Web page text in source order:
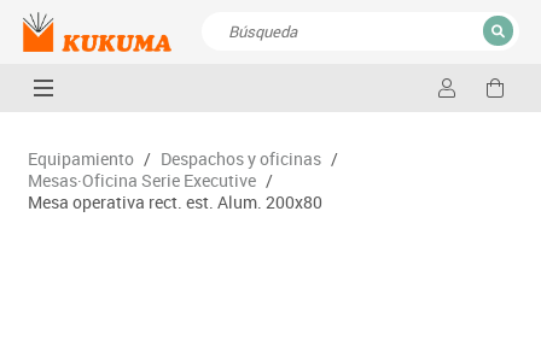
CERRAR
Equipamiento / Despachos y oficinas /
Mesas·Oficina Serie Executive /
Mesa operativa rect. est. Alum. 200x80